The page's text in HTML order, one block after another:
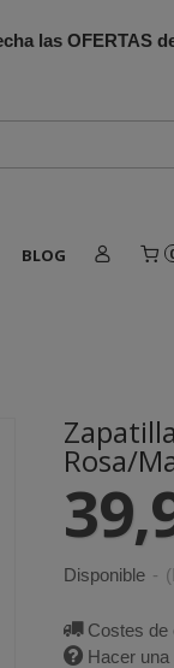
las OFERTAS
BLOG
Rosa/
Disponible -
Costes de
Hacer una